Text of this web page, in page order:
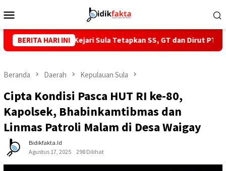
ke
Mobile
BERITA HARI INI
Desak Kejari Sula Tetapkan SS, GT dan Dirut PT IPL Sebagai
Beranda Daerah Kepulauan Sula
Cipta Kondisi Pasca HUT RI ke-80,
Kapolsek, Bhabinkamtibmas dan
Linmas Patroli Malam di Desa Waigay
Bidikfakta.id
Agustus 17, 2025
298 Dilihat